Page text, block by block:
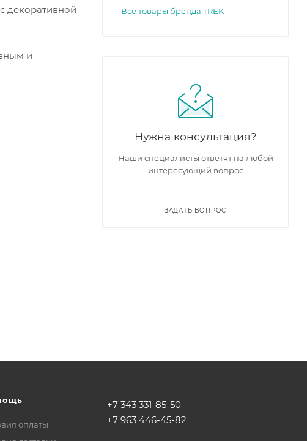
декоративной
и
Все товары бренда TREK
Нужна консультация?
Наши специалисты ответят на любой
интересующий вопрос
ЗАДАТЬ ВОПРОС
оплаты
+7 343 331-85-50
+7 963 446-45-82